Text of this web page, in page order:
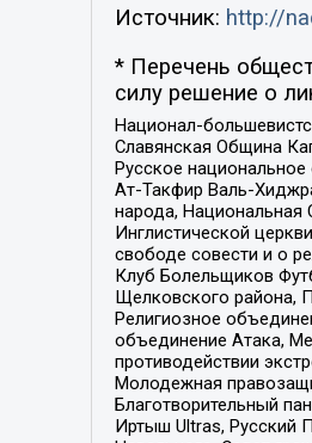
Источник: http://
* Перечень
силу решение о
Национал-
Славянская Община
Русское
Ат-Такфир Валь-
народа, Национальная
Инглистической
свободе совести и о
Клуб Болельщиков
Щелковского района,
Религиозное
объединение Атака,
противодействии
Молодежная
Благотворительный
Иртыш Ultras, Русский